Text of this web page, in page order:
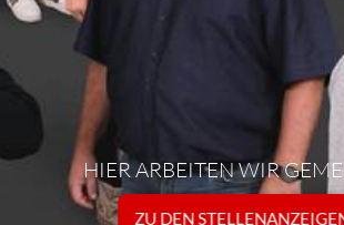
HIER ARBEITEN WIR
ZU DEN STELLENANZEIGEN